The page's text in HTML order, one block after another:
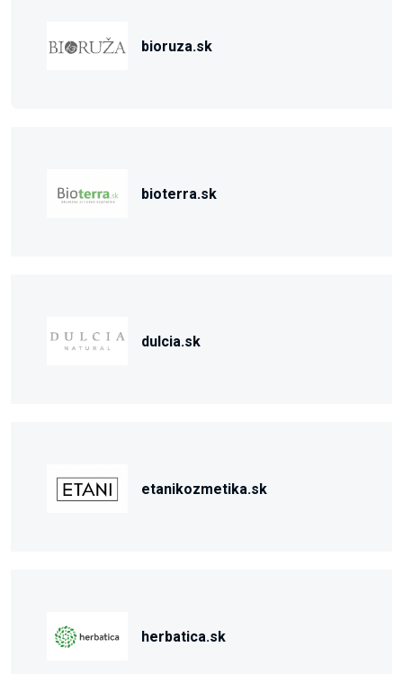
bioruza.sk
bioterra.sk
dulcia.sk
etanikozmetika.sk
herbatica.sk